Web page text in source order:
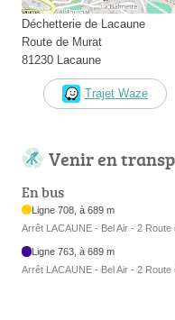
Déchetterie de Lacaune
Route de Murat
81230 Lacaune
Trajet Waze
Venir en
En bus
Ligne 708, à 689 m
Arrêt LACAUNE - Bel Air - 2 Route
Ligne 763, à 689 m
Arrêt LACAUNE - Bel Air - 2 Route